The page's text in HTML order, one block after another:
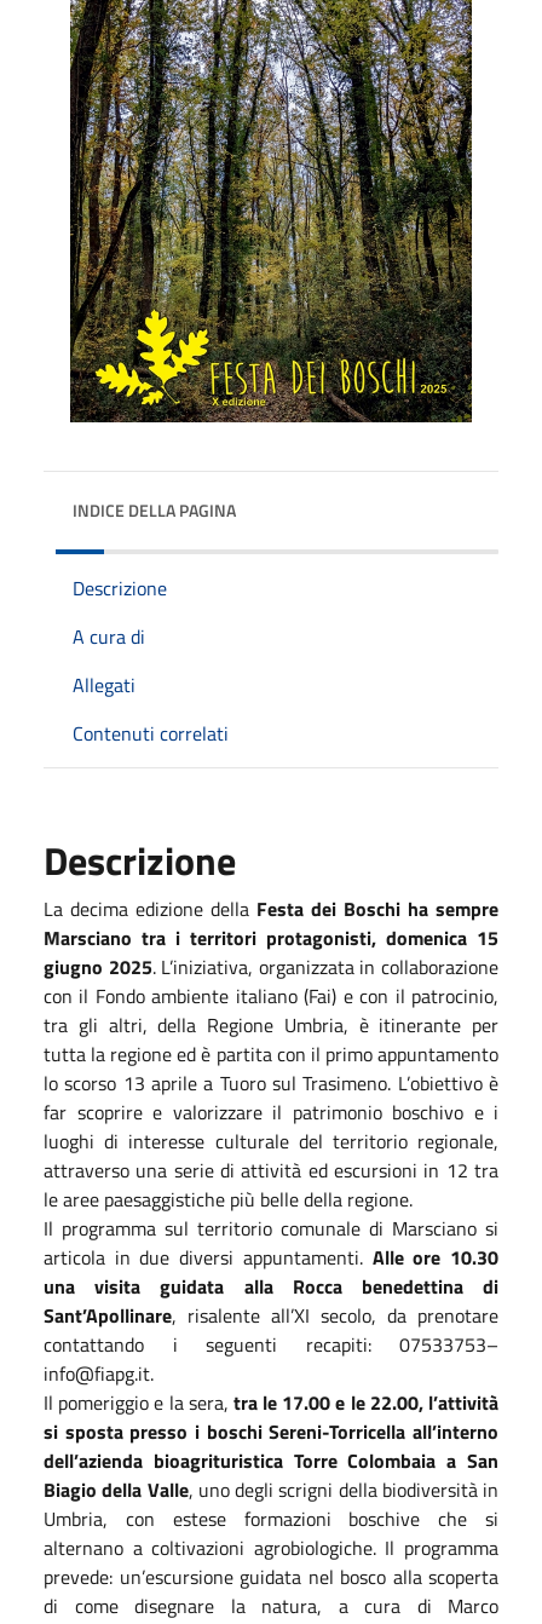
INDICE DELLA PAGINA
Descrizione
A cura di
Allegati
Contenuti correlati
Descrizione
La decima edizione della Festa dei Boschi ha sempre
Marsciano tra i territori protagonisti, domenica 15
giugno 2025. L’iniziativa, organizzata in collaborazione
con il Fondo ambiente italiano (Fai) e con il patrocinio,
tra gli altri, della Regione Umbria, è itinerante per
tutta la regione ed è partita con il primo appuntamento
lo scorso 13 aprile a Tuoro sul Trasimeno. L’obiettivo è
far scoprire e valorizzare il patrimonio boschivo e i
luoghi di interesse culturale del territorio regionale,
attraverso una serie di attività ed escursioni in 12 tra
le aree paesaggistiche più belle della regione.
Il programma sul territorio comunale di Marsciano si
articola in due diversi appuntamenti. Alle ore 10.30
una visita guidata alla Rocca benedettina di
Sant’Apollinare, risalente all’XI secolo, da prenotare
contattando i seguenti recapiti: 07533753–
info@fiapg.it.
Il pomeriggio e la sera, tra le 17.00 e le 22.00, l’attività
si sposta presso i boschi Sereni-Torricella all’interno
dell’azienda bioagrituristica Torre Colombaia a San
Biagio della Valle, uno degli scrigni della biodiversità in
Umbria, con estese formazioni boschive che si
alternano a coltivazioni agrobiologiche. Il programma
prevede: un’escursione guidata nel bosco alla scoperta
di come disegnare la natura, a cura di Marco